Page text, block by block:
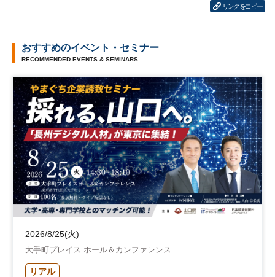
リンクをコピー
おすすめのイベント・セミナー
RECOMMENDED EVENTS & SEMINARS
2026/8/25(火)
大手町プレイス ホール＆カンファレンス
リアル